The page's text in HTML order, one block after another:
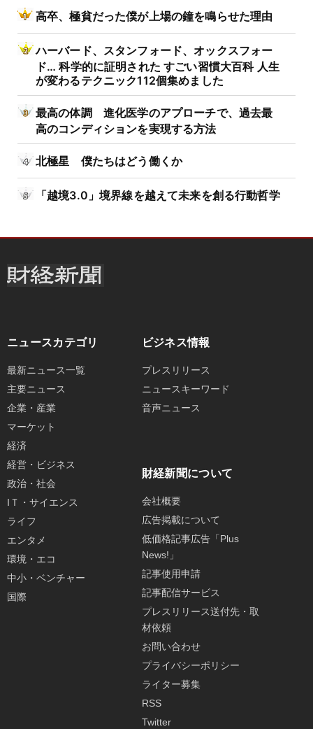
高卒、極貧だった僕が上場の鐘を鳴らせた理由
ハーバード、スタンフォード、オックスフォー
ド… 科学的に証明された すごい習慣大百科 人生
が変わるテクニック112個集めました
最高の体調 進化医学のアプローチで、過去最
高のコンディションを実現する方法
北極星 僕たちはどう働くか
「越境3.0」境界線を越えて未来を創る行動哲学
ニュースカテゴリ
最新ニュース一覧
主要ニュース
企業・産業
マーケット
経済
経営・ビジネス
政治・社会
IＴ・サイエンス
ライフ
エンタメ
環境・エコ
中小・ベンチャー
国際
ビジネス情報
プレスリリース
ニュースキーワード
音声ニュース
財経新聞について
会社概要
広告掲載について
低価格記事広告「Plus
News!」
記事使用申請
記事配信サービス
プレスリリース送付先・取
材依頼
お問い合わせ
プライバシーポリシー
ライター募集
RSS
Twitter